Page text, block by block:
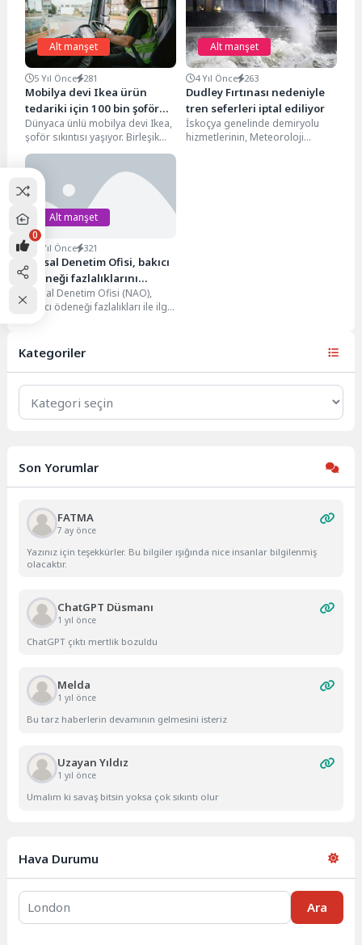
Alt manşet
5 Yıl Önce 281
Mobilya devi Ikea ürün
tedariki için 100 bin şoför
arıyor
Dünyaca ünlü mobilya devi Ikea,
şoför sıkıntısı yaşıyor. Birleşik
Krallık genelinde yaşanan sorun
nedeniyle şirket,...
Alt manşet
4 Yıl Önce 263
Dudley Fırtınası nedeniyle
tren seferleri iptal ediliyor
İskoçya genelinde demiryolu
hizmetlerinin, Meteoroloji
Alt manşet
2 Yıl Önce 321
Ulusal Denetim Ofisi, bakıcı
ödeneği fazlalıklarını
araştıracak
Ulusal Denetim Ofisi (NAO),
bakıcı ödeneği fazlalıkları ile ilgili
Kategoriler
Kategoriler
Son Yorumlar
FATMA
7 ay önce
Yazınız için teşekkürler. Bu bilgiler ışığında nice insanlar bilgilenmiş
olacaktır.
ChatGPT Düsmanı
1 yıl önce
ChatGPT çıktı mertlik bozuldu
Melda
1 yıl önce
Bu tarz haberlerin devamının gelmesini isteriz
Uzayan Yıldız
1 yıl önce
Umalım ki savaş bitsin yoksa çok sıkıntı olur
Hava Durumu
Ara
0